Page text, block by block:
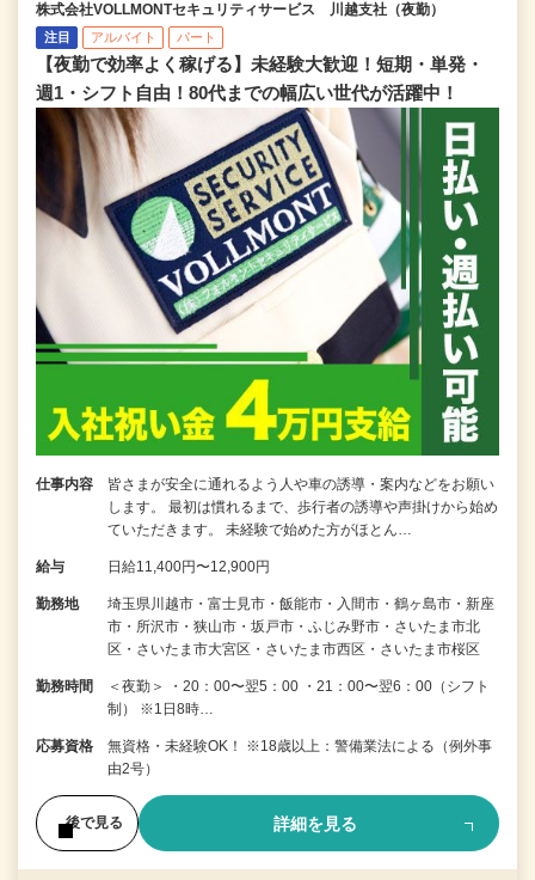
株式会社VOLLMONTセキュリティサービス 川越支社（夜勤）
注目 アルバイト パート
【夜勤で効率よく稼げる】未経験大歓迎！短期・単発・
週1・シフト自由！80代までの幅広い世代が活躍中！
仕事内容
皆さまが安全に通れるよう人や車の誘導・案内などをお願い
します。 最初は慣れるまで、歩行者の誘導や声掛けから始め
ていただきます。 未経験で始めた方がほとん…
給与 日給11,400円〜12,900円
勤務地
埼玉県川越市・富士見市・飯能市・入間市・鶴ヶ島市・新座
市・所沢市・狭山市・坂戸市・ふじみ野市・さいたま市北
区・さいたま市大宮区・さいたま市西区・さいたま市桜区
勤務時間
＜夜勤＞ ・20：00〜翌5：00 ・21：00〜翌6：00（シフト
制） ※1日8時…
応募資格
無資格・未経験OK！ ※18歳以上：警備業法による（例外事
由2号）
後で見る 詳細を見る